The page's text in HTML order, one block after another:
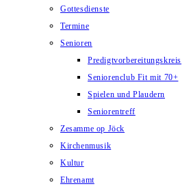
Gottesdienste
Termine
Senioren
Predigtvorbereitungskreis
Seniorenclub Fit mit 70+
Spielen und Plaudern
Seniorentreff
Zesamme op Jöck
Kirchenmusik
Kultur
Ehrenamt